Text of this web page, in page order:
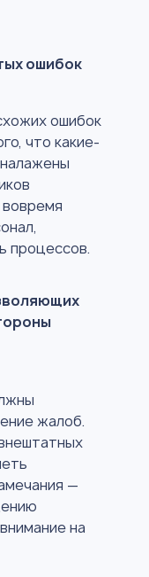
ошибок
ошибок
что какие-
процессов.
жалоб.
—
на